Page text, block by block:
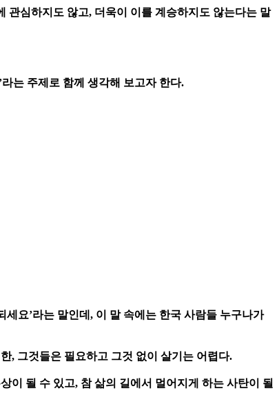
관심하지도 않고, 더욱이 이를 계승하지도 않는다는 말
는 주제로 함께 생각해 보고자 한다.
요’라는 말인데, 이 말 속에는 한국 사람들 누구나가
, 그것들은 필요하고 그것 없이 살기는 어렵다.
이 될 수 있고, 참 삶의 길에서 멀어지게 하는 사탄이 될